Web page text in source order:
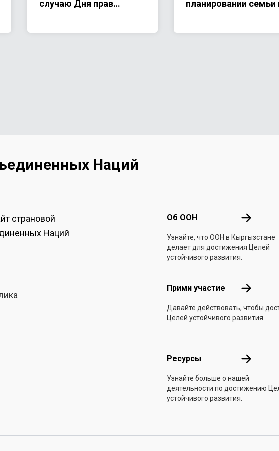
случаю Дня прав
человека: наши
планировании семьи
материнских
Наций
страновой
Наций
Об ООН Об ООН
Узнайте, что ООН в Кыргызстанe
делает для достижения Целей
устойчивого развития.
Прими участие Прими
Давайте действовать, чтобы
Целей устойчивого развития
Ресурсы Ресурсы
Узнайте больше о нашей
деятельности по достижению
устойчивого развития.